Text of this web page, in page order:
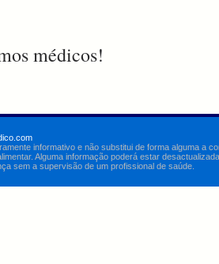
médicos!
informativo e não substitui de forma alguma a
Alguma informação poderá estar
sem a supervisão de um profissional de saúde.